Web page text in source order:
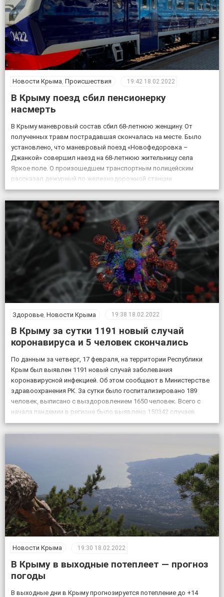
Новости Крыма, Происшествия 19:42 18.02.2022
В Крыму поезд сбил пенсионерку
насмерть
В Крыму маневровый состав сбил 68-летнюю женщину. От
полученных травм пострадавшая скончалась на месте. Было
установлено, что маневровый поезд «Новофедоровка –
Джанкой» совершил наезд на 68-летнюю жительницу села
Яркое поле. О произошедшем транспортным полицейским
рассказал дежурный по железнодорожной станции
«Кировская». «Женщина переходила через железнодорожные
пути в установленном для этого месте, но на сигналы,
подаваемые машинистом, […]
Здоровье Новости Крыма 19:38 18.02.2022
В Крыму за сутки 1191 новый случай
коронавируса и 5 человек скончались
По данным за четверг, 17 февраля, на территории Республики
Крым был выявлен 1191 новый случай заболевания
коронавирусной инфекцией. Об этом сообщают в Министерстве
здравоохранения РК. За сутки было госпитализировано 189
человек, выписано с выздоровлением 1650 человек. Всего с
начала пандемии в регионе было выявлено 150342 случаев
заболевания коронавирусом, скончалось 4830 пациентов с
подтвержденным коронавирусом, в […]
Новости Крыма 19:30 18.02.2022
В Крыму в выходные потеплеет — прогноз
погоды
В выходные дни в Крыму прогнозируется потепление до +14